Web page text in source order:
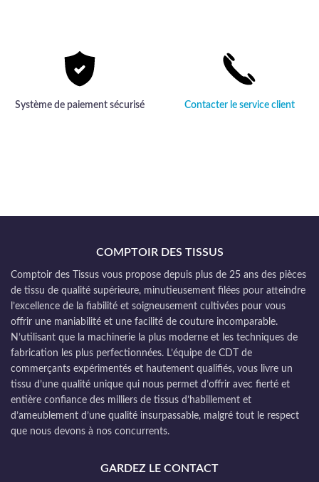
Système de paiement sécurisé Contacter le service client
COMPTOIR DES TISSUS
Comptoir des Tissus vous propose depuis plus de 25 ans des pièces
de tissu de qualité supérieure, minutieusement filées pour atteindre
l’excellence de la fiabilité et soigneusement cultivées pour vous
offrir une maniabilité et une facilité de couture incomparable.
N’utilisant que la machinerie la plus moderne et les techniques de
fabrication les plus perfectionnées. L’équipe de CDT de
commerçants expérimentés et hautement qualifiés, vous livre un
tissu d’une qualité unique qui nous permet d’offrir avec fierté et
entière confiance des milliers de tissus d’habillement et
d’ameublement d’une qualité insurpassable, malgré tout le respect
que nous devons à nos concurrents.
GARDEZ LE CONTACT